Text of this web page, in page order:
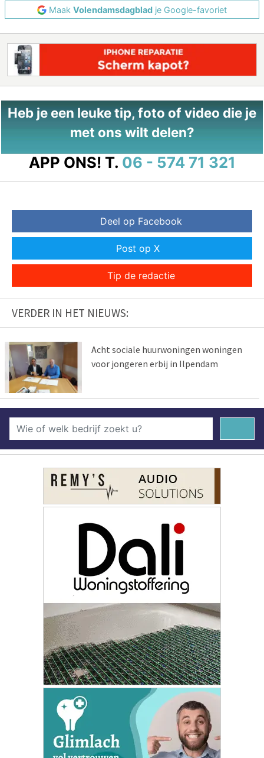
Maak Volendamsdagblad je Google-favoriet
Heb je een leuke tip, foto of video die je
met ons wilt delen?
APP ONS! T. 06 - 574 71 321
Deel op Facebook
Post op X
Tip de redactie
VERDER IN HET NIEUWS:
Acht sociale huurwoningen woningen
voor jongeren erbij in Ilpendam